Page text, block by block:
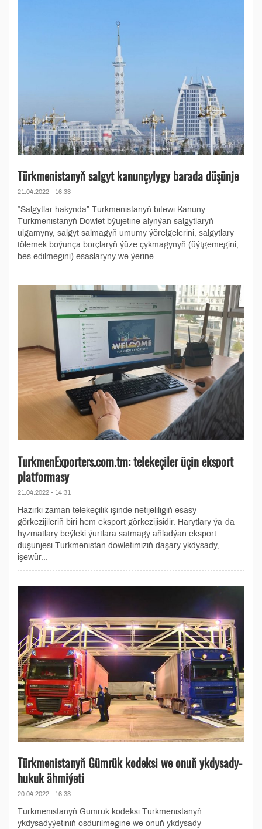
Türkmenistanyň salgyt kanunçylygy barada düşünje
21.04.2022 - 16:33
“Salgytlar hakynda” Türkmenistanyň bitewi Kanuny
Türkmenistanyň Döwlet býujetine alynýan salgytlaryň
ulgamyny, salgyt salmagyň umumy ýörelgelerini, salgytlary
tölemek boýunça borçlaryň ýüze çykmagynyň (üýtgemegini,
bes edilmegini) esaslaryny we ýerine...
TurkmenExporters.com.tm: telekeçiler üçin eksport
platformasy
21.04.2022 - 14:31
Häzirki zaman telekeçilik işinde netijeliligiň esasy
görkezijileriň biri hem eksport görkezijisidir. Harytlary ýa-da
hyzmatlary beýleki ýurtlara satmagy aňladýan eksport
düşünjesi Türkmenistan döwletimiziň daşary ykdysady,
işewür...
Türkmenistanyň Gümrük kodeksi we onuň ykdysady-
hukuk ähmiýeti
20.04.2022 - 16:33
Türkmenistanyň Gümrük kodeksi Türkmenistanyň
ykdysadyýetiniň ösdürilmegine we onuň ykdysady